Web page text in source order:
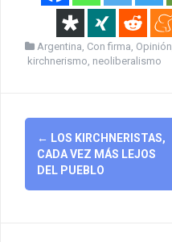
Argentina Con firma Opinión
kirchnerismo neoliberalismo
Post
navigation
← LOS KIRCHNERISTAS,
CADA VEZ MÁS LEJOS
DEL PUEBLO